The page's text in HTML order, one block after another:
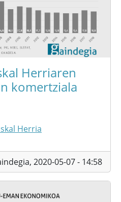
Herriaren
komertziala
Herria
2020-05-07 - 14:58